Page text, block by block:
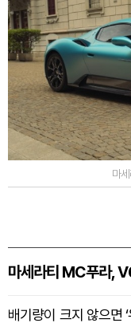
마
마세라티 MC푸라,
배기량이 크지 않으면